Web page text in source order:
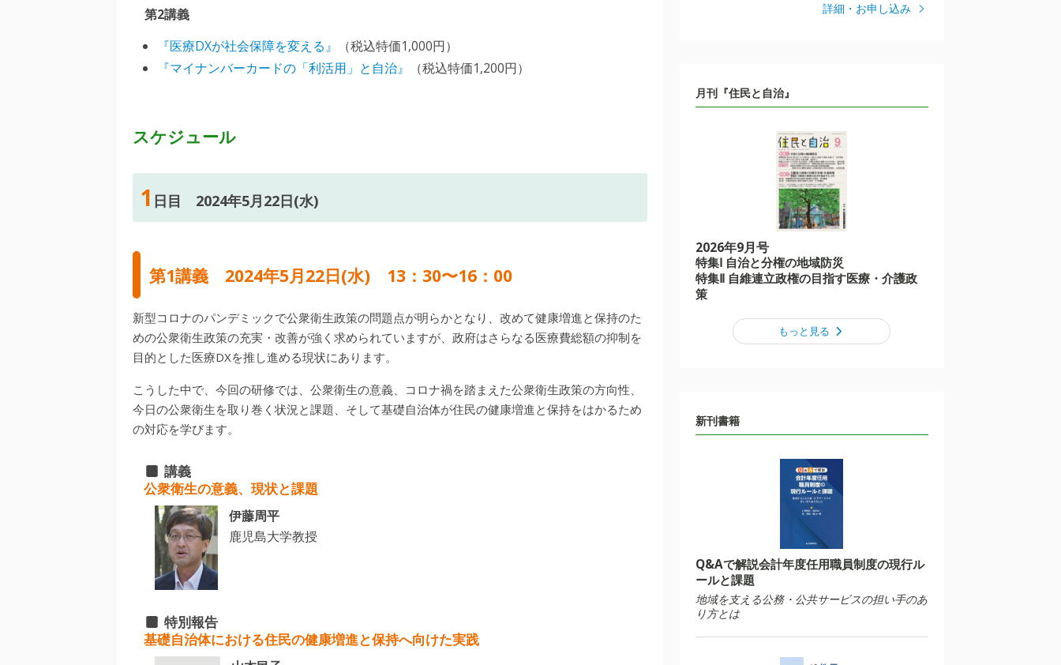
第2講義
『医療DXが社会保障を変える』
（税込特価1,000円）
『マイナンバーカードの「利活用」と自治』
（税込特価1,200円）
スケジュール
1 日目 2024年5月22日(水)
第1講義 2024年5月22日(水) 13：30〜16：00
新型コロナのパンデミックで公衆衛生政策の問題点が明らかとなり、改めて健康増進と保持のた
めの公衆衛生政策の充実・改善が強く求められていますが、政府はさらなる医療費総額の抑制を
目的とした医療DXを推し進める現状にあります。
こうした中で、今回の研修では、公衆衛生の意義、コロナ禍を踏まえた公衆衛生政策の方向性、
今日の公衆衛生を取り巻く状況と課題、そして基礎自治体が住民の健康増進と保持をはかるため
の対応を学びます。
講義
公衆衛生の意義、現状と課題
伊藤周平
鹿児島大学教授
特別報告
基礎自治体における住民の健康増進と保持へ向けた実践
詳細・お申し込み
月刊『住民と自治』
2026年9月号
特集Ⅰ 自治と分権の地域防災
特集Ⅱ 自維連立政権の目指す医療・介護政
策
もっと見る
新刊書籍
Q&Aで解説会計年度任用職員制度の現行ル
ールと課題
地域を支える公務・公共サービスの担い手のあ
り方とは